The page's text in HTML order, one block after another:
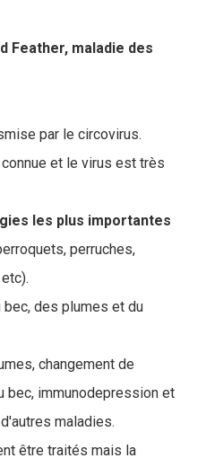
Feather, maladie des
par le circovirus.
et le virus est très
les plus importantes
perruches,
des plumes et du
changement de
bec, immunodepression et
maladies.
être traités mais la